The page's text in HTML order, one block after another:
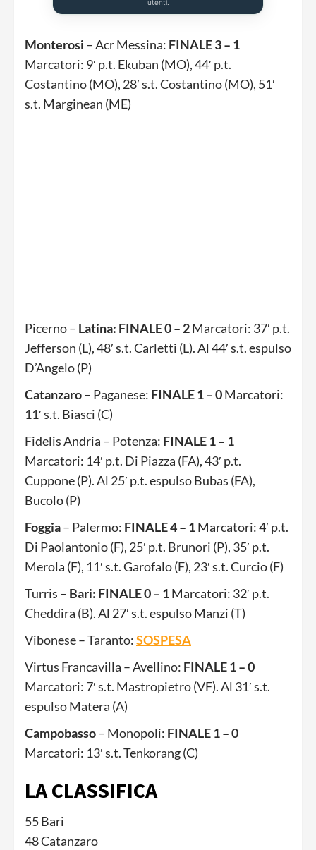
utenti.
Monterosi – Acr Messina: FINALE 3 – 1
Marcatori: 9′ p.t. Ekuban (MO), 44′ p.t.
Costantino (MO), 28′ s.t. Costantino (MO), 51′
s.t. Marginean (ME)
Picerno – Latina: FINALE 0 – 2Marcatori: 37′ p.t.
Jefferson (L), 48′ s.t. Carletti (L). Al 44′ s.t. espulso
D’Angelo (P)
Catanzaro– Paganese: FINALE 1 – 0Marcatori:
11′ s.t. Biasci (C)
Fidelis Andria – Potenza: FINALE 1 – 1
Marcatori: 14′ p.t. Di Piazza (FA), 43′ p.t.
Cuppone (P). Al 25′ p.t. espulso Bubas (FA),
Bucolo (P)
Foggia– Palermo: FINALE 4 – 1Marcatori: 4′ p.t.
Di Paolantonio (F), 25′ p.t. Brunori (P), 35′ p.t.
Merola (F), 11′ s.t. Garofalo (F), 23′ s.t. Curcio (F)
Turris – Bari: FINALE 0 – 1Marcatori: 32′ p.t.
Cheddira (B). Al 27′ s.t. espulso Manzi (T)
Vibonese – Taranto:SOSPESA
Virtus Francavilla – Avellino: FINALE1 – 0
Marcatori: 7′ s.t. Mastropietro (VF). Al 31′ s.t.
espulso Matera (A)
Campobasso– Monopoli: FINALE 1 – 0
Marcatori: 13′ s.t. Tenkorang (C)
LA CLASSIFICA
55 Bari
48 Catanzaro